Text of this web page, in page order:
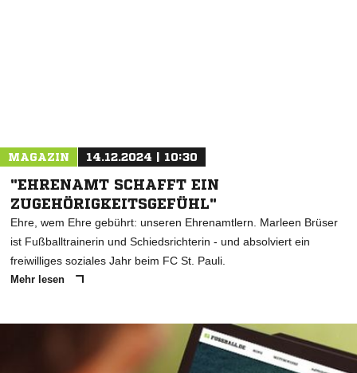
MAGAZIN 14.12.2024 | 10:30
"EHRENAMT SCHAFFT EIN
ZUGEHÖRIGKEITSGEFÜHL"
Ehre, wem Ehre gebührt: unseren Ehrenamtlern. Marleen Brüser
ist Fußballtrainerin und Schiedsrichterin - und absolviert ein
freiwilliges soziales Jahr beim FC St. Pauli.
Mehr lesen